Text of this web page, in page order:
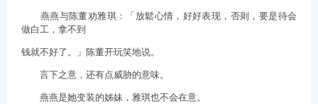
燕燕与陈董劝雅琪：「放鬆心情，好好表现，否则，要是待会
做白工，拿不到
钱就不好了。」陈董开玩笑地说。
言下之意，还有点威胁的意味。
燕燕是她变装的姊妹，雅琪也不会在意。